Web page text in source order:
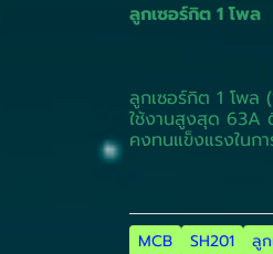
ลูกเซอร์กิต 1 โพล
ลูกเซอร์กิต 1 โพล
ใช้งานสูงสุด 63A
คงทนแข็งแรงในก
MCB SH201 ลู